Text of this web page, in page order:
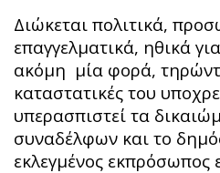
Διώκεται πολιτικά,
επαγγελματικά, ηθικά
ακόμη μία φορά,
καταστατικές του
υπερασπιστεί τα
συναδέλφων και το
εκλεγμένος εκπρόσωπος